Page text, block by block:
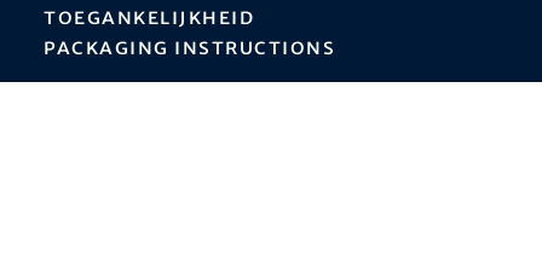
Toegankelijkheid
Packaging instructions